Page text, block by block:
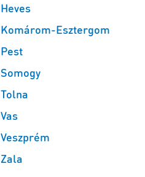
Heves
Komárom-Esztergom
Pest
Somogy
Tolna
Vas
Veszprém
Zala